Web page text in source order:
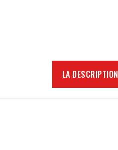
LA DESCRIPTION